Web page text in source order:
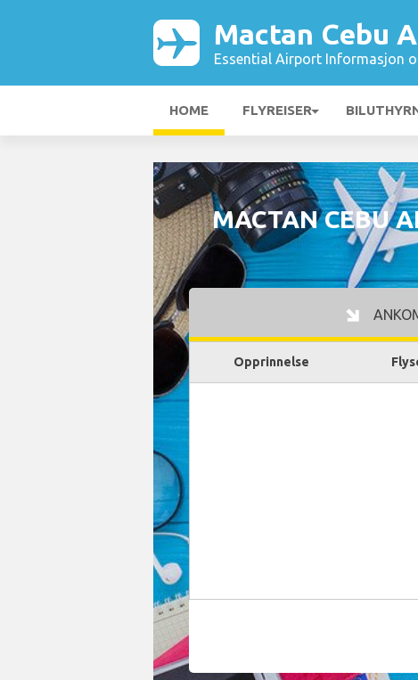
Mactan Cebu
Essential Airport Informasjon
HOME FLYREISER
MACTAN CEBU
Opprinnelse